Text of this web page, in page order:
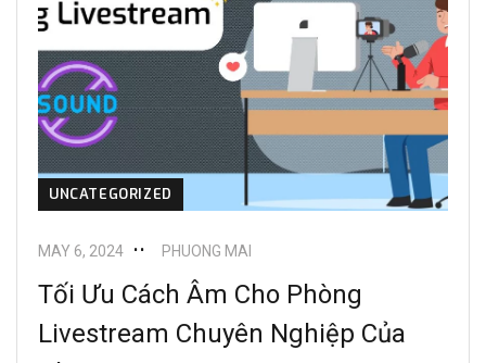
UNCATEGORIZED
MAY 6, 2024 PHUONG MAI
Tối Ưu Cách Âm Cho Phòng
Livestream Chuyên Nghiệp Của